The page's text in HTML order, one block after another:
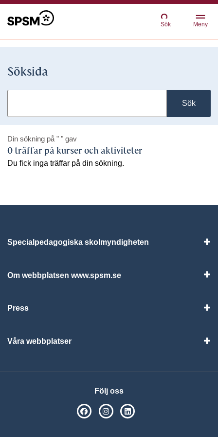
Sök Meny
Söksida
Sök
Din sökning på " " gav
0 träffar på kurser och aktiviteter
Du fick inga träffar på din sökning.
Specialpedagogiska skolmyndigheten
Om webbplatsen www.spsm.se
Press
Våra webbplatser
Följ oss
SPSM på Facebook
SPSM på Instagram